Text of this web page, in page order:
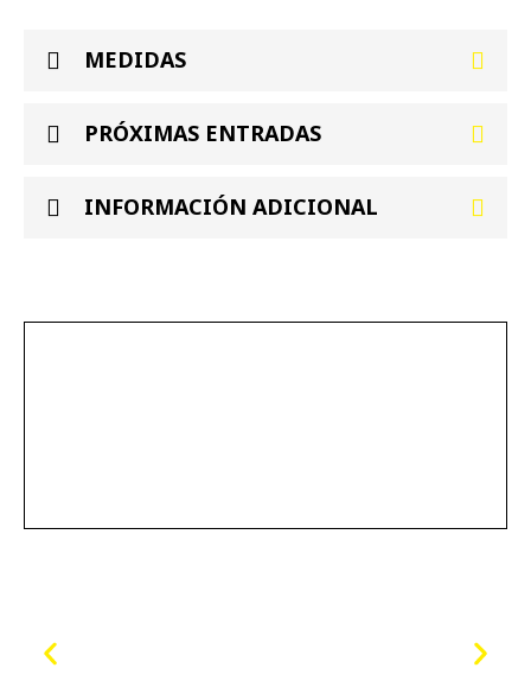
MEDIDAS
PRÓXIMAS ENTRADAS
INFORMACIÓN ADICIONAL